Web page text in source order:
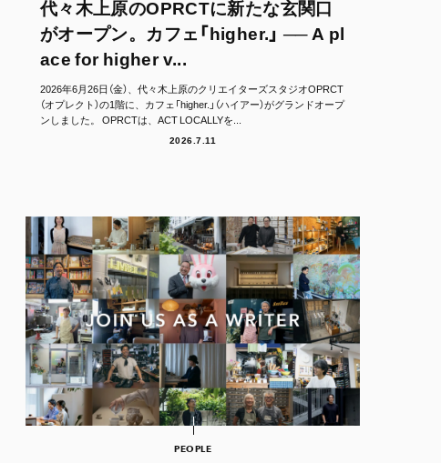
代々木上原のOPRCTに新たな玄関口
がオープン。カフェ「higher.」 ── A pl
ace for higher v...
2026年6月26日（金）、代々木上原のクリエイターズスタジオOPRCT
（オプレクト）の1階に、カフェ「higher.」（ハイアー）がグランドオープ
ンしました。 OPRCTは、ACT LOCALLYを...
2026.7.11
PEOPLE